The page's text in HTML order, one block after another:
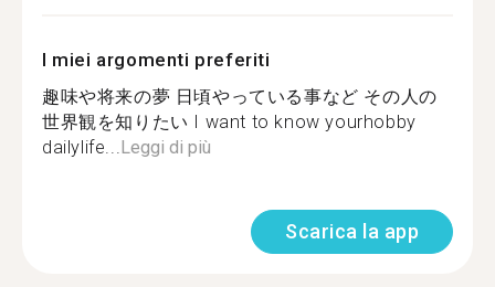
I miei argomenti preferiti
趣味や将来の夢 日頃やっている事など その人の
世界観を知りたい I want to know yourhobby
dailylife...Leggi di più
Scarica la app